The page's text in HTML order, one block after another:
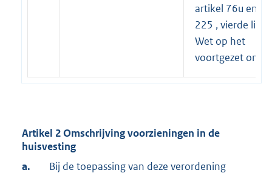
artikel 76u en
225 , vierde lid
Wet op het
voortgezet
Artikel 2 Omschrijving voorzieningen in de
huisvesting
a.
Bij de toepassing van deze verordening